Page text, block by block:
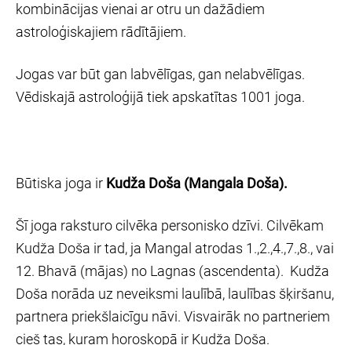
kombinācijas vienai ar otru un dažādiem
astroloģiskajiem rādītājiem.
Jogas var būt gan labvēlīgas, gan nelabvēlīgas.
Vēdiskajā astroloģijā tiek apskatītas 1001 joga.
Būtiska joga ir Kudža Doša (Mangala Doša).
Šī joga raksturo cilvēka personisko dzīvi. Cilvēkam
Kudža Doša ir tad, ja Mangal atrodas 1.,2.,4.,7.,8., vai
12. Bhavā (mājas) no Lagnas (ascendenta). Kudža
Doša norāda uz neveiksmi laulībā, laulības šķiršanu,
partnera priekšlaicīgu nāvi. Visvairāk no partneriem
cieš tas, kuram horoskopā ir Kudža Doša.